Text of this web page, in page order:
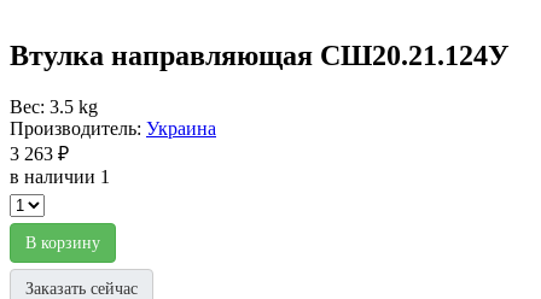
Втулка направляющая СШ20.21.124У
Вес: 3.5 kg
Производитель: Украина
3 263 ₽
в наличии 1
В корзину
Заказать сейчас